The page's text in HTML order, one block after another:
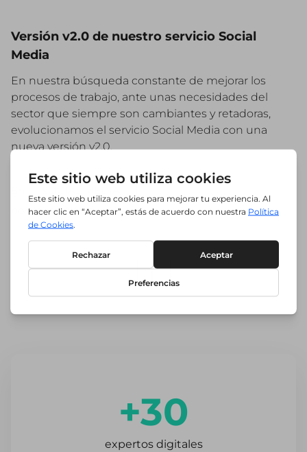
Versión v2.0 de nuestro servicio Social
Media
En nuestra búsqueda constante de mejorar los
procesos de trabajo, ante unas necesidades del
sector que siempre son cambiantes y retadoras,
evolucionamos el servicio Social Media con una
nueva versión v2.0.
Nacho Alfaro
+30
expertos digitales